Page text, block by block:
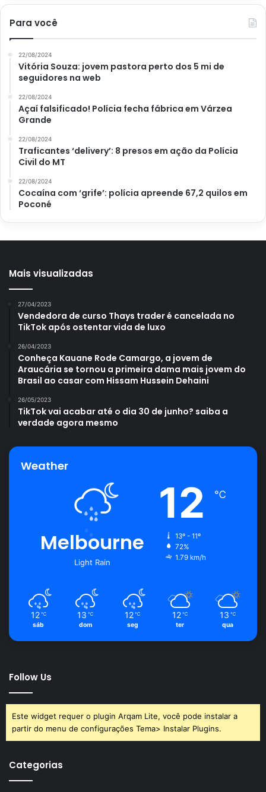
Para você
22/08/2024
Vitória Souza: jovem pastora perto dos 5 mi de
seguidores na web
22/08/2024
Açaí falsificado! Polícia fecha fábrica em Várzea
Grande
22/08/2024
Traficantes ‘delivery’: 8 presos em ação da Polícia
Civil do MT
22/08/2024
Cocaína com ‘grife’: polícia apreende 67,2 quilos em
Poconé
Mais visualizadas
27/04/2023
Vendedora de curso Thays trader é cancelada no
TikTok após ostentar vida de luxo
26/04/2023
Conheça Kauane Rode Camargo, a jovem de
Araucária se tornou a primeira dama mais jovem do
Brasil ao casar com Hissam Hussein Dehaini
26/05/2023
TikTok vai acabar até o dia 30 de junho? saiba a
verdade agora mesmo
Weather
Melbourne
Light Rain
12 ℃
13º - 11º
72%
1.79 km/h
12 ℃
sáb
13 ℃
dom
12 ℃
seg
12 ℃
ter
13 ℃
qua
Follow Us
Este widget requer o plugin Arqam Lite, você pode instalar a
partir do menu de configurações Tema> Instalar Plugins.
Categorias